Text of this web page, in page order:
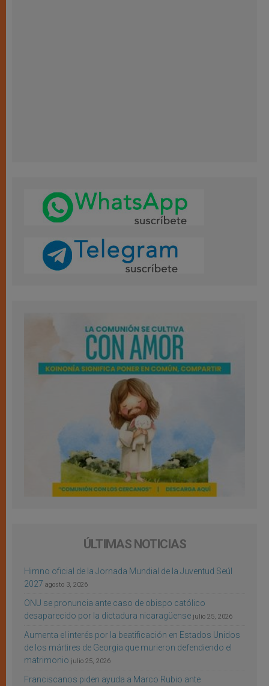
ÚLTIMAS NOTICIAS
Himno oficial de la Jornada Mundial de la Juventud Seúl
2027 agosto 3, 2026
ONU se pronuncia ante caso de obispo católico
desaparecido por la dictadura nicaragüense julio 25, 2026
Aumenta el interés por la beatificación en Estados Unidos
de los mártires de Georgia que murieron defendiendo el
matrimonio julio 25, 2026
Franciscanos piden ayuda a Marco Rubio ante